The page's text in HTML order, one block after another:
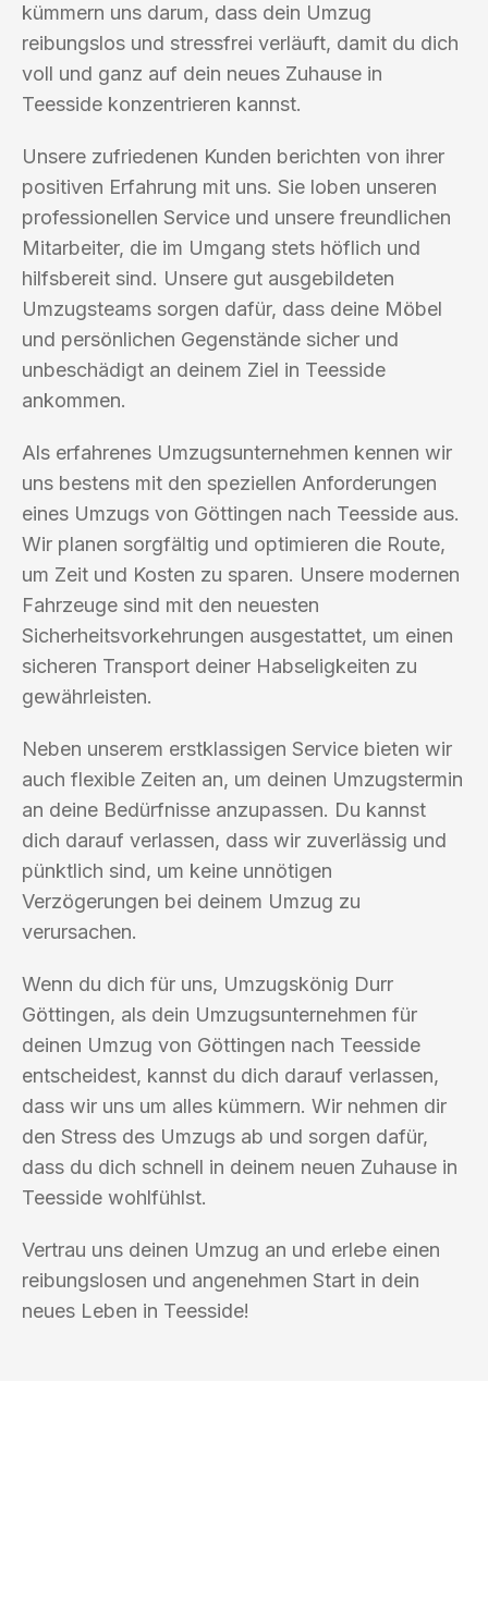
kümmern uns darum, dass dein Umzug
reibungslos und stressfrei verläuft, damit du dich
voll und ganz auf dein neues Zuhause in
Teesside konzentrieren kannst.
Unsere zufriedenen Kunden berichten von ihrer
positiven Erfahrung mit uns. Sie loben unseren
professionellen Service und unsere freundlichen
Mitarbeiter, die im Umgang stets höflich und
hilfsbereit sind. Unsere gut ausgebildeten
Umzugsteams sorgen dafür, dass deine Möbel
und persönlichen Gegenstände sicher und
unbeschädigt an deinem Ziel in Teesside
ankommen.
Als erfahrenes Umzugsunternehmen kennen wir
uns bestens mit den speziellen Anforderungen
eines Umzugs von Göttingen nach Teesside aus.
Wir planen sorgfältig und optimieren die Route,
um Zeit und Kosten zu sparen. Unsere modernen
Fahrzeuge sind mit den neuesten
Sicherheitsvorkehrungen ausgestattet, um einen
sicheren Transport deiner Habseligkeiten zu
gewährleisten.
Neben unserem erstklassigen Service bieten wir
auch flexible Zeiten an, um deinen Umzugstermin
an deine Bedürfnisse anzupassen. Du kannst
dich darauf verlassen, dass wir zuverlässig und
pünktlich sind, um keine unnötigen
Verzögerungen bei deinem Umzug zu
verursachen.
Wenn du dich für uns, Umzugskönig Durr
Göttingen, als dein Umzugsunternehmen für
deinen Umzug von Göttingen nach Teesside
entscheidest, kannst du dich darauf verlassen,
dass wir uns um alles kümmern. Wir nehmen dir
den Stress des Umzugs ab und sorgen dafür,
dass du dich schnell in deinem neuen Zuhause in
Teesside wohlfühlst.
Vertrau uns deinen Umzug an und erlebe einen
reibungslosen und angenehmen Start in dein
neues Leben in Teesside!